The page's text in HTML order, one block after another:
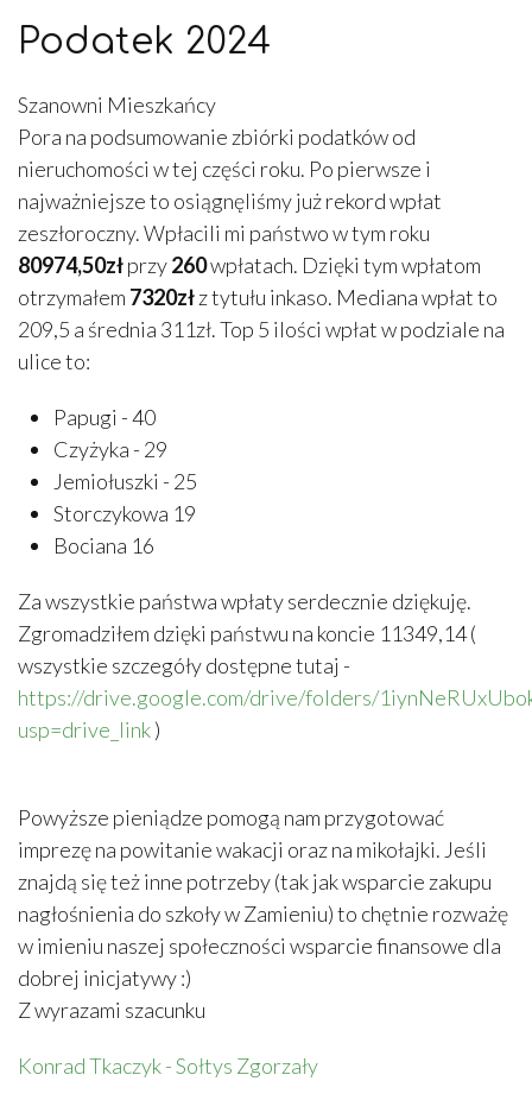
Podatek 2024
Szanowni Mieszkańcy
Pora na podsumowanie zbiórki podatków od
nieruchomości w tej części roku. Po pierwsze i
najważniejsze to osiągnęliśmy już rekord wpłat
zeszłoroczny. Wpłacili mi państwo w tym roku
80974,50złprzy260wpłatach. Dzięki tym wpłatom
otrzymałem 7320złz tytułu inkaso. Mediana wpłat to
209,5 a średnia 311zł. Top 5 ilości wpłat w podziale na
ulice to:
Papugi - 40
Czyżyka - 29
Jemiołuszki - 25
Storczykowa 19
Bociana 16
Za wszystkie państwa wpłaty serdecznie dziękuję.
Zgromadziłem dzięki państwu na koncie 11349,14 (
wszystkie szczegóły dostępne tutaj -
https://drive.google.com/drive/folders/
usp=drive_link)
Powyższe pieniądze pomogą nam przygotować
imprezę na powitanie wakacji oraz na mikołajki. Jeśli
znajdą się też inne potrzeby (tak jak wsparcie zakupu
nagłośnienia do szkoły w Zamieniu) to chętnie rozważę
w imieniu naszej społeczności wsparcie finansowe dla
dobrej inicjatywy :)
Z wyrazami szacunku
Konrad Tkaczyk - Sołtys Zgorzały